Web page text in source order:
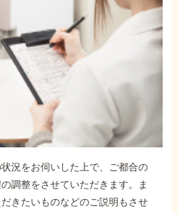
況をお伺いした上で、ご都合の
調整をさせていただきます。ま
きたいものなどのご説明もさせ